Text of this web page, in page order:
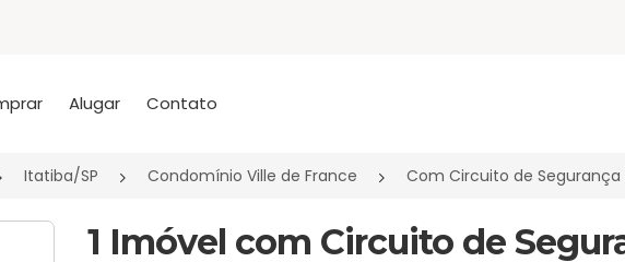
Alugar Contato
Itatiba/SP Condomínio Ville de France Com Circuito de Segurança
1 Imóvel com Circuito de